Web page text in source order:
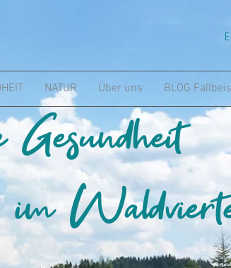
NATUR Über uns BLOG
Gesundheit
im